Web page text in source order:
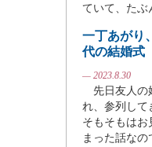
ていて、たぶ
一丁あがり
代の結婚式
— 2023.8.30
先日友人の
れ、参列して
そもそもはお
まった話な